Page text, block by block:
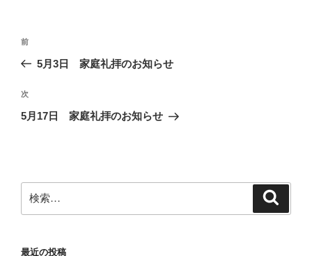
投
ビ
ゲ
ン
前
の
稿
前
5月3日 家庭礼拝のお知らせ
次
の
次
5月17日 家庭礼拝のお知らせ
索:
最近の投稿